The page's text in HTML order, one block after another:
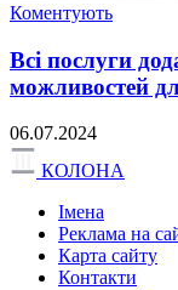
Коментують
Всі послуги
можливостей
06.07.2024
КОЛОНА
Імена
Реклама на
Карта сайту
Контакти